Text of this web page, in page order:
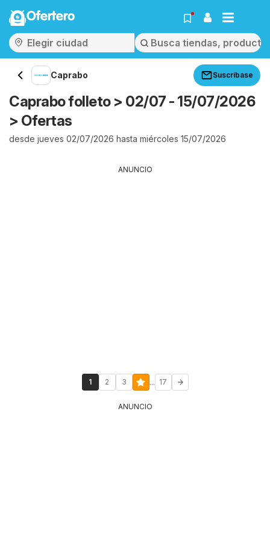
Ofertero
Caprabo Suscríbase
Caprabo folleto > 02/07 - 15/07/2026
> Ofertas
desde jueves 02/07/2026 hasta miércoles 15/07/2026
ANUNCIO
1 2 3 ... 17
ANUNCIO